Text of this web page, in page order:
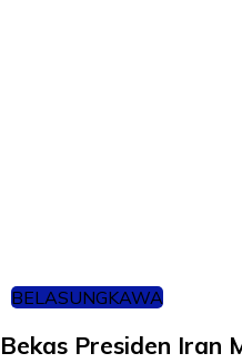
BELASUNGKAWA
Bekas Presiden Iran